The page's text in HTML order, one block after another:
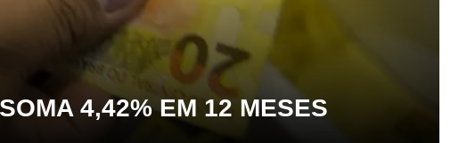
4,42% EM 12 MESES